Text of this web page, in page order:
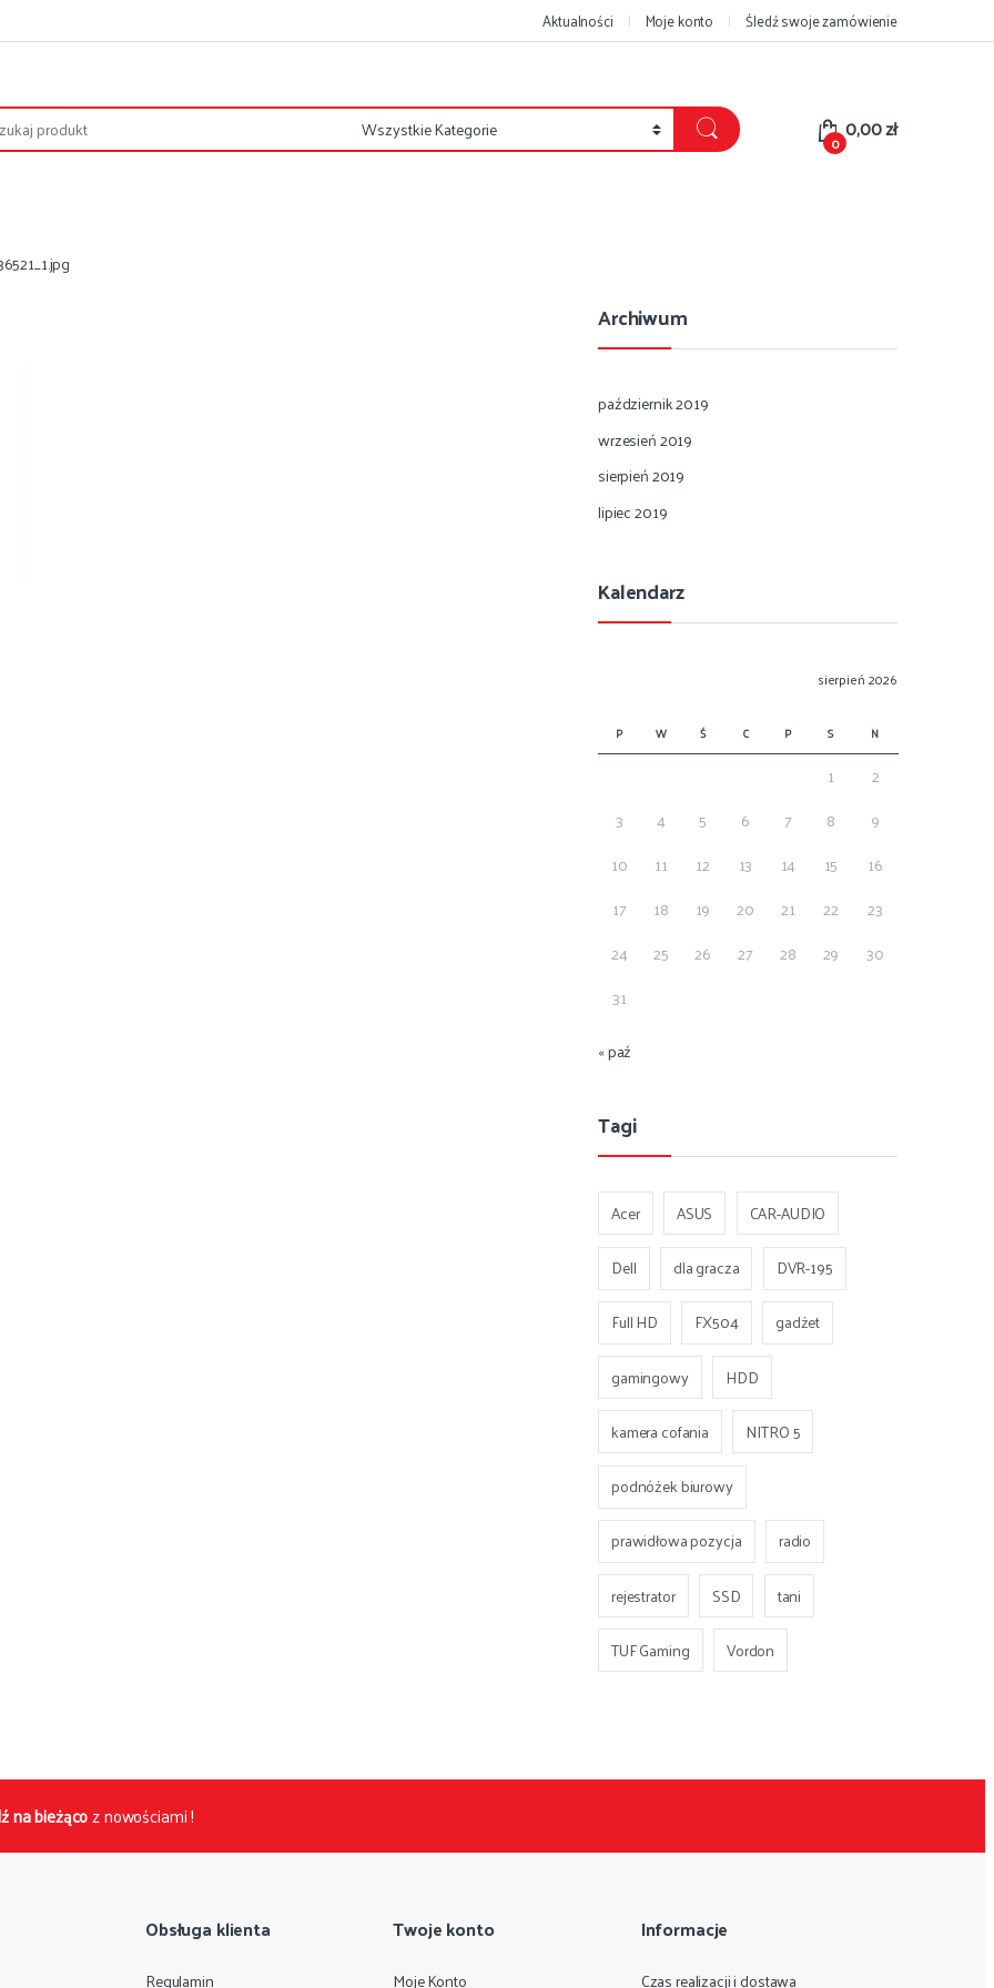
Aktualności Moje konto Śledź swoje zamówienie
0 0,00zł
Archiwum
październik 2019
wrzesień 2019
sierpień 2019
lipiec 2019
Kalendarz
sierpień 2026
P W Ś C P S N
1
2
3
4 5 6 7 8
9
10
11 12 13 14 15
16
17
18 19 20 21 22
23
24
25 26 27 28 29
30
31
« paź
Tagi
Acer ASUS
CAR-AUDIO
Dell
dla gracza
DVR-195
Full HD
FX504
gadżet
gamingowy
HDD
kamera cofania
NITRO 5
podnóżek biurowy
prawidłowa pozycja
radio
rejestrator
SSD
tani
TUF Gaming
Vordon
na bieżącoz nowościami !
Obsługa klienta
Regulamin
Twoje konto
Moje Konto
Informacje
Czas realizacji i dostawa